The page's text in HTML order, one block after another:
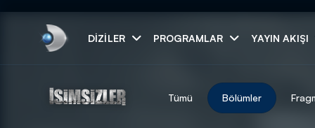
DIZILER PROGRAMLAR YAYIN AKIŞI
ARAMA SONUÇLARI
Tümü Bölümler